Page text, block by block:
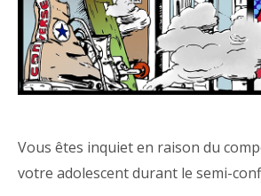
Vous êtes inquiet en raison du
votre adolescent durant le semi-